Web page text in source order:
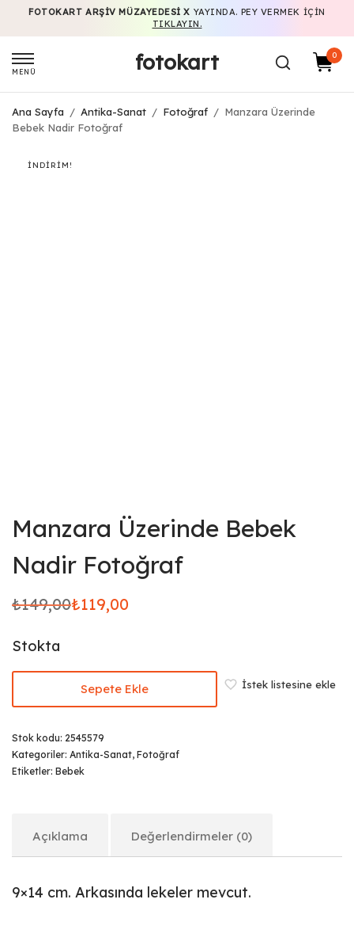
FOTOKART ARŞIV MÜZAYEDESI X YAYINDA. PEY VERMEK IÇIN
TIKLAYIN.
MENÜ fotokart 0
Ana Sayfa / Antika-Sanat / Fotoğraf / Manzara Üzerinde
Bebek Nadir Fotoğraf
İNDIRIM!
Manzara Üzerinde Bebek
Nadir Fotoğraf
₺149,00
Orijinal
₺149,00.
₺119,00
Şu
fiyat:
₺119,00.
Stokta
Sepete Ekle İstek listesine ekle
Stok kodu: 2545579
Kategoriler: Antika-Sanat, Fotoğraf
Etiketler: Bebek
Açıklama Değerlendirmeler (0)
9×14 cm. Arkasında lekeler mevcut.